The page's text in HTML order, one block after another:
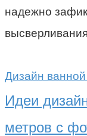
надежно
Дизайн
Идеи
метров с